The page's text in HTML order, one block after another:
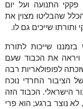
התנועה ועל יום
שהבליטו מצוין את
שייכים גם לו.
שייכות לתורת
ויראה את הכבוד שעם
לפופולאריות רבה
הציבור החרדי נוכח
הישראלי. הכבוד הזה
נוצר ברגע; הוא פרי